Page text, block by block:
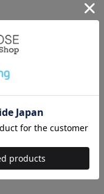
ポリウレタン5％ 〈スト
無地〉ポリエステル
】ポリエステル 100％
肩幅 33cm/袖丈
246cm